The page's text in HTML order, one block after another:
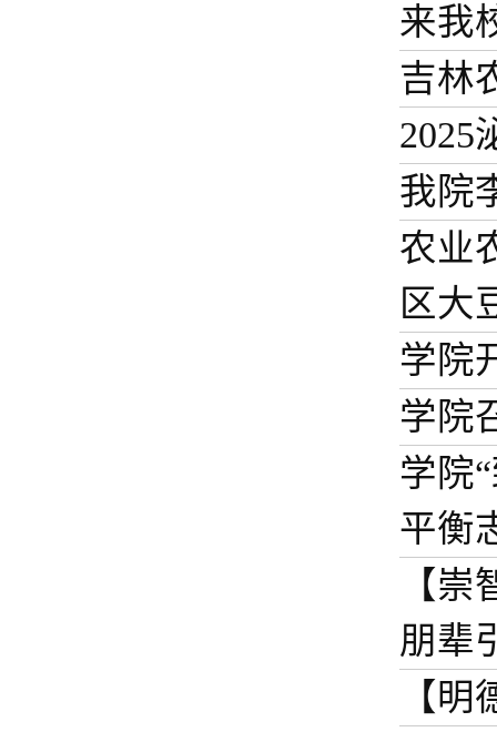
来我
吉林
2025
我院
农业
区大
学院
学院
学院
平衡
【
朋辈
【